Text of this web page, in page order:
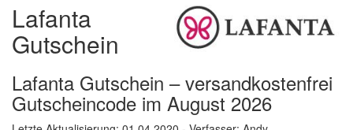
Lafanta
Gutschein
Lafanta Gutschein – versandkostenfrei
Gutscheincode im August 2026